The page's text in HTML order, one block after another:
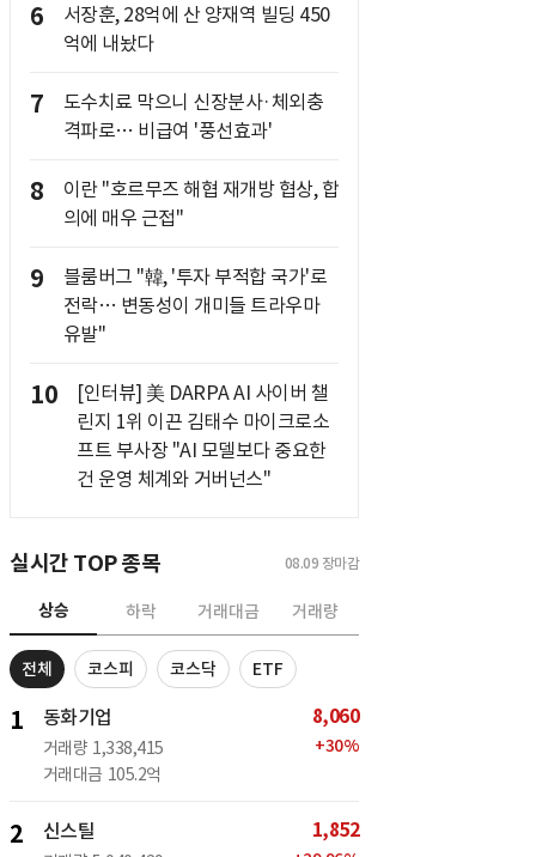
6
서장훈, 28억에 산 양재역 빌딩 450
억에 내놨다
7
도수치료 막으니 신장분사·체외충
격파로… 비급여 '풍선효과'
8
이란 "호르무즈 해협 재개방 협상, 합
의에 매우 근접"
9
블룸버그 "韓, '투자 부적합 국가'로
전락… 변동성이 개미들 트라우마
유발"
10
[인터뷰] 美 DARPA AI 사이버 챌
린지 1위 이끈 김태수 마이크로소
프트 부사장 "AI 모델보다 중요한
건 운영 체계와 거버넌스"
실시간 TOP 종목 08.09 장마감
상승 하락 거래대금 거래량
전체 코스피 코스닥 ETF
1 동화기업
거래량 1,338,415
거래대금 105.2억
8,060
+30%
2 신스틸 1,852